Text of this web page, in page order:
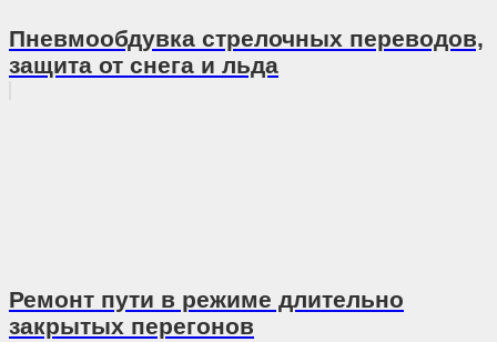
Пневмообдувка стрелочных переводов,
защита от снега и льда
Ремонт пути в режиме длительно
закрытых перегонов